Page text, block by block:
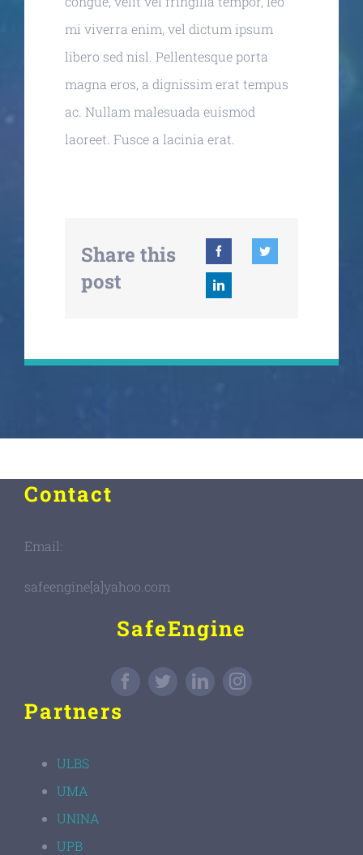
mi viverra enim, vel dictum ipsum
libero sed nisl. Pellentesque porta
magna eros, a dignissim erat tempus
ac. Nullam malesuada euismod
laoreet. Fusce a lacinia erat.
Share this
post
Contact
Email:
safeengine[a]yahoo.com
SafeEngine
Partners
ULBS
UMA
UNINA
UPB